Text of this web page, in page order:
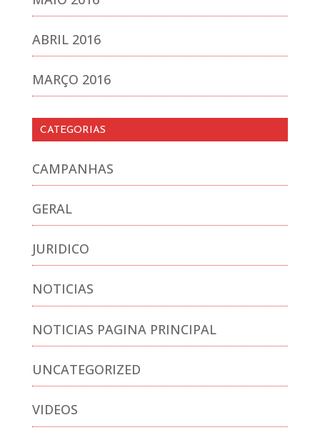
ABRIL 2016
MARÇO 2016
CATEGORIAS
CAMPANHAS
GERAL
JURIDICO
NOTICIAS
NOTICIAS PAGINA PRINCIPAL
UNCATEGORIZED
VIDEOS